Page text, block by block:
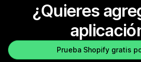
¿Quieres
Prueba Shopify gratis